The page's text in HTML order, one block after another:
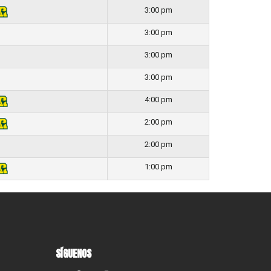
3:00 pm
3:00 pm
3:00 pm
3:00 pm
4:00 pm
2:00 pm
2:00 pm
1:00 pm
SÍGUENOS